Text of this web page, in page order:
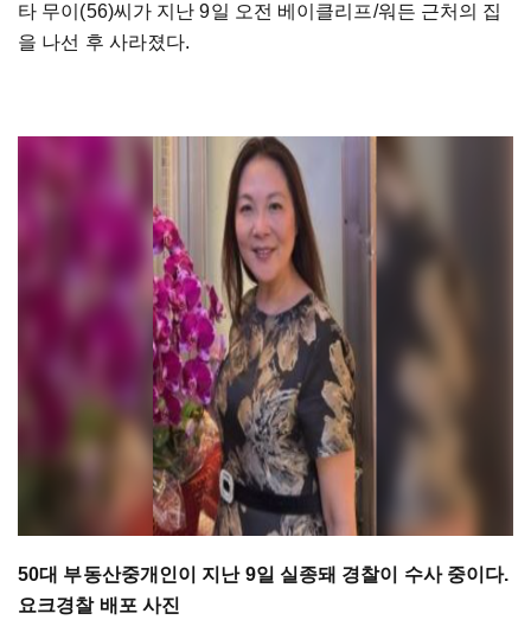
타 무이(56)씨가 지난 9일 오전 베이클리프/워든 근처의 집
을 나선 후 사라졌다.
50대 부동산중개인이 지난 9일 실종돼 경찰이 수사 중이다.
요크경찰 배포 사진